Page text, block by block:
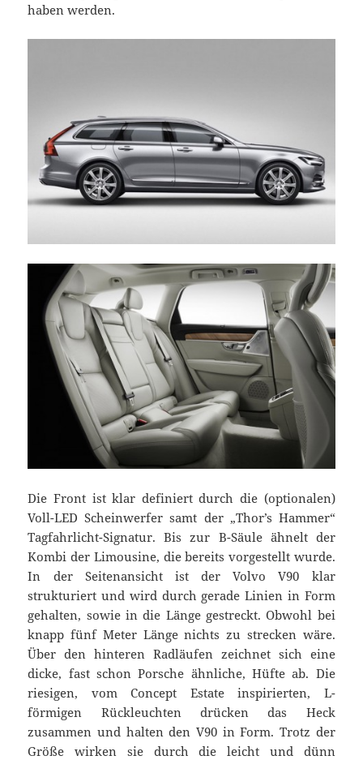
haben werden.
Die Front ist klar definiert durch die (optionalen)
Voll-LED Scheinwerfer samt der „Thor’s Hammer“
Tagfahrlicht-Signatur. Bis zur B-Säule ähnelt der
Kombi der Limousine, die bereits vorgestellt wurde.
In der Seitenansicht ist der Volvo V90 klar
strukturiert und wird durch gerade Linien in Form
gehalten, sowie in die Länge gestreckt. Obwohl bei
knapp fünf Meter Länge nichts zu strecken wäre.
Über den hinteren Radläufen zeichnet sich eine
dicke, fast schon Porsche ähnliche, Hüfte ab. Die
riesigen, vom Concept Estate inspirierten, L-
förmigen Rückleuchten drücken das Heck
zusammen und halten den V90 in Form. Trotz der
Größe wirken sie durch die leicht und dünn